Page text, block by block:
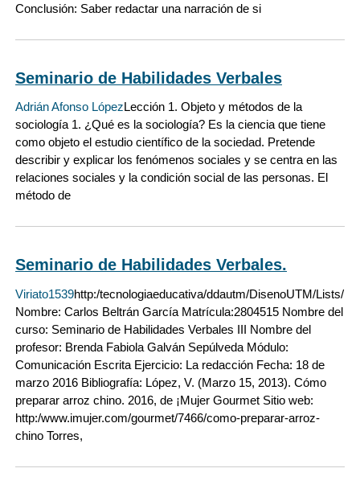
Conclusión: Saber redactar una narración de si
Seminario de Habilidades Verbales
Adrián Afonso LópezLección 1. Objeto y métodos de la
sociología 1. ¿Qué es la sociología? Es la ciencia que tiene
como objeto el estudio científico de la sociedad. Pretende
describir y explicar los fenómenos sociales y se centra en las
relaciones sociales y la condición social de las personas. El
método de
Seminario de Habilidades Verbales.
Viriato1539http:/tecnologiaeducativa/ddautm/DisenoUTM/Lists/
Nombre: Carlos Beltrán García Matrícula:2804515 Nombre del
curso: Seminario de Habilidades Verbales III Nombre del
profesor: Brenda Fabiola Galván Sepúlveda Módulo:
Comunicación Escrita Ejercicio: La redacción Fecha: 18 de
marzo 2016 Bibliografía: López, V. (Marzo 15, 2013). Cómo
preparar arroz chino. 2016, de ¡Mujer Gourmet Sitio web:
http:/www.imujer.com/gourmet/7466/como-preparar-arroz-
chino Torres,